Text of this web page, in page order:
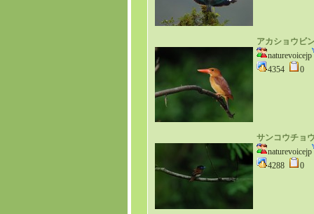
アカショウビ
naturevoicejp
4354
0
サンコウチョ
naturevoicejp
4288
0